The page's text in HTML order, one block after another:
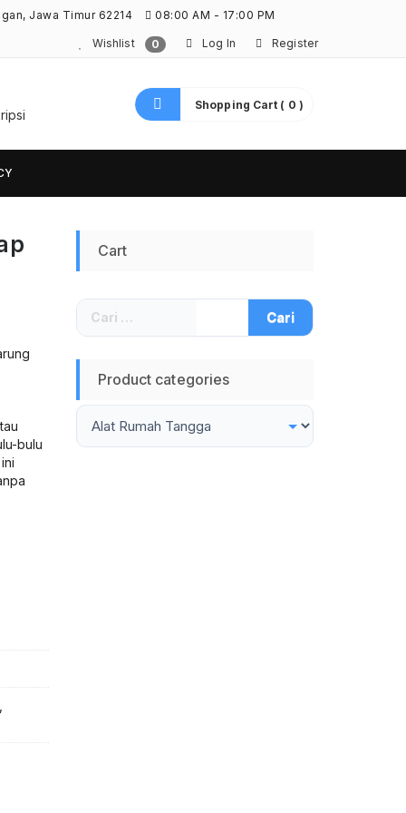
Jawa Timur 62214 08:00 AM - 17:00 PM
Wishlist 0 Log In Register
Shopping Cart ( 0 )
bulu
Cart
Cari
untuk:
Product categories